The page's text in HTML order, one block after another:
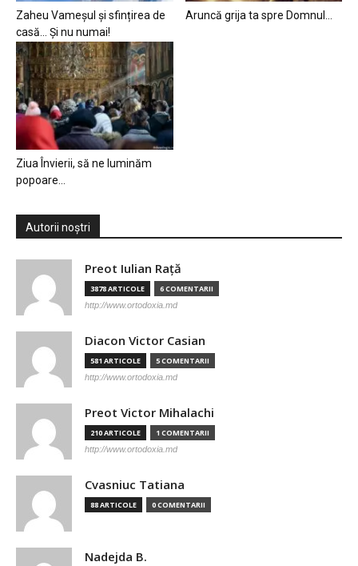
Zaheu Vameșul și sfințirea de
casă… Și nu numai!
Aruncă grija ta spre Domnul…
Ziua Învierii, să ne luminăm
popoare…
Autorii noștri
Preot Iulian Raţă
3878 ARTICOLE 6 COMENTARII
http://www.ortodoxia.md
Diacon Victor Casian
581 ARTICOLE 5 COMENTARII
http://www.ortodoxia.md
Preot Victor Mihalachi
210 ARTICOLE 1 COMENTARII
http://www.ortodoxia.md
Cvasniuc Tatiana
88 ARTICOLE 0 COMENTARII
Nadejda B.